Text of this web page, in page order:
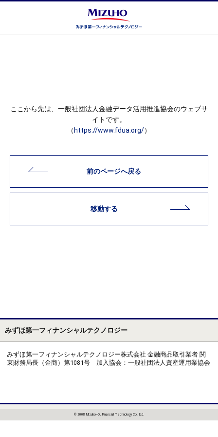
ここから先は、一般社団法人金融データ活用推進協会のウェブサ
イトです。
（ https://www.fdua.org/）
前のページへ戻る
移動する
みずほ第一フィナンシャルテクノロジー
みずほ第一フィナンシャルテクノロジー株式会社 金融商品取引業者 関
東財務局長（金商）第1081号 加入協会：一般社団法人資産運用業協会
© 2008 Mizuho–DL Financial Technology Co., Ltd.